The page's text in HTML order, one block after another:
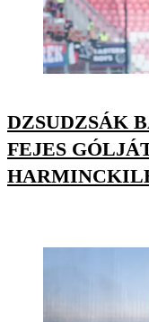
DZSUDZSÁK
FEJES